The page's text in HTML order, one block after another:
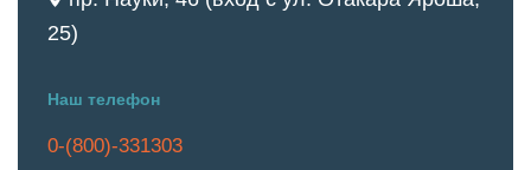
25)
Наш телефон
0-(800)-331303